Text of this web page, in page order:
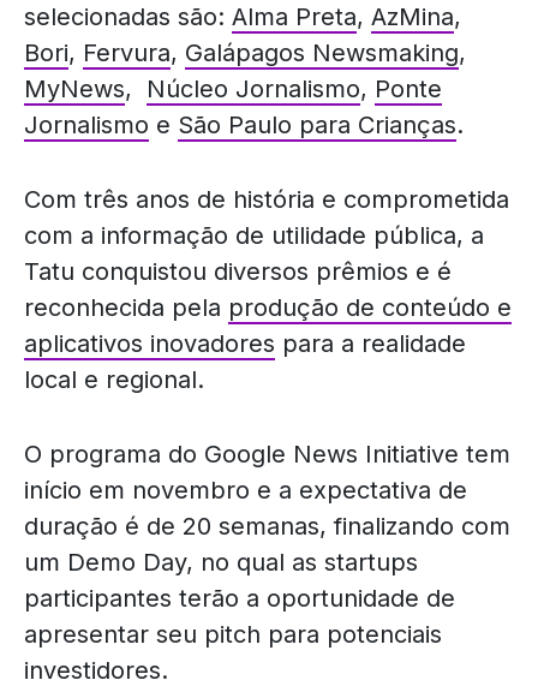
selecionadas são: Alma Preta, AzMina,
Bori, Fervura, Galápagos Newsmaking,
MyNews, Núcleo Jornalismo, Ponte
Jornalismo e São Paulo para Crianças.
Com três anos de história e comprometida
com a informação de utilidade pública, a
Tatu conquistou diversos prêmios e é
reconhecida pela produção de conteúdo e
aplicativos inovadores para a realidade
local e regional.
O programa do Google News Initiative tem
início em novembro e a expectativa de
duração é de 20 semanas, finalizando com
um Demo Day, no qual as startups
participantes terão a oportunidade de
apresentar seu pitch para potenciais
investidores.